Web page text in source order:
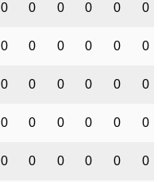
0 0 0 0 0 0
0 0 0 0 0 0
0 0 0 0 0 0
0 0 0 0 0 0
0 0 0 0 0 0